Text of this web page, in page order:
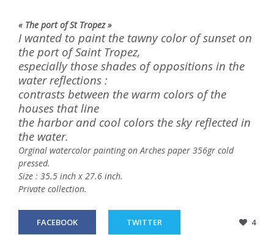
« The port of St Tropez »
I wanted to paint the tawny color of sunset on
the port of Saint Tropez,
especially those shades of oppositions in the
water reflections :
contrasts between the warm colors of the
houses that line
the harbor and cool colors the sky reflected in
the water.
Orginal watercolor painting on Arches paper 356gr cold
pressed.
Size : 35.5 inch x 27.6 inch.
Private collection.
FACEBOOK TWITTER 4